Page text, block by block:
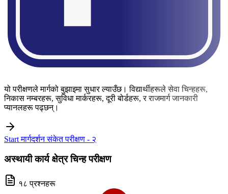
यो परीक्षणले मार्गको बुझाइमा सुधार ल्याउँछ। विद्यार्थीहरूले सेवा चिन्हहरू,
निकास नम्बरहरू, सुविधा मार्करहरू, दूरी बोर्डहरू, र राजमार्ग जानकारी
प्यानलहरू पढ्छन्।
Start मार्गदर्शन संकेत परीक्षण - २
अस्थायी कार्य क्षेत्र चिन्ह परीक्षण
१८ प्रश्नहरू